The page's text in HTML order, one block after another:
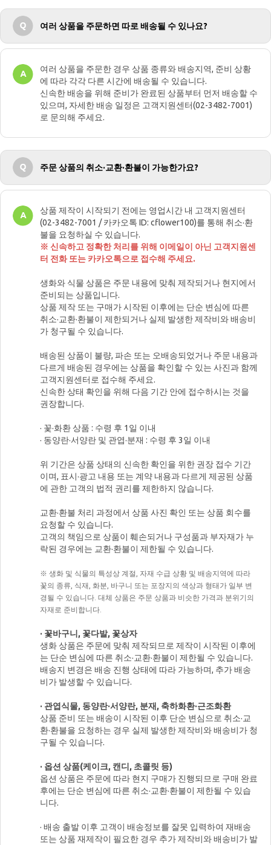
여러 상품을 주문하면 따로 배송될 수 있나요?
여러 상품을 주문한 경우 상품 종류와 배송지역, 준비 상황
에 따라 각각 다른 시간에 배송될 수 있습니다.
신속한 배송을 위해 준비가 완료된 상품부터 먼저 배송할 수
있으며, 자세한 배송 일정은 고객지원센터(02-3482-7001)
로 문의해 주세요.
주문 상품의 취소·교환·환불이 가능한가요?
상품 제작이 시작되기 전에는 영업시간 내 고객지원센터
(02-3482-7001 / 카카오톡 ID: cflower100)를 통해 취소·환
불을 요청하실 수 있습니다.
※ 신속하고 정확한 처리를 위해 이메일이 아닌 고객지원센
터 전화 또는 카카오톡으로 접수해 주세요.
생화와 식물 상품은 주문 내용에 맞춰 제작되거나 현지에서
준비되는 상품입니다.
상품 제작 또는 구매가 시작된 이후에는 단순 변심에 따른
취소·교환·환불이 제한되거나 실제 발생한 제작비와 배송비
가 청구될 수 있습니다.
배송된 상품이 불량, 파손 또는 오배송되었거나 주문 내용과
다르게 배송된 경우에는 상품을 확인할 수 있는 사진과 함께
고객지원센터로 접수해 주세요.
신속한 상태 확인을 위해 다음 기간 안에 접수하시는 것을
권장합니다.
· 꽃·화환 상품 : 수령 후 1일 이내
· 동양란·서양란 및 관엽·분재 : 수령 후 3일 이내
위 기간은 상품 상태의 신속한 확인을 위한 권장 접수 기간
이며, 표시·광고 내용 또는 계약 내용과 다르게 제공된 상품
에 관한 고객의 법적 권리를 제한하지 않습니다.
교환·환불 처리 과정에서 상품 사진 확인 또는 상품 회수를
요청할 수 있습니다.
고객의 책임으로 상품이 훼손되거나 구성품과 부자재가 누
락된 경우에는 교환·환불이 제한될 수 있습니다.
※ 생화 및 식물의 특성상 계절, 자재 수급 상황 및 배송지역에 따라
꽃의 종류, 식재, 화분, 바구니 또는 포장지의 색상과 형태가 일부 변
경될 수 있습니다. 대체 상품은 주문 상품과 비슷한 가격과 분위기의
자재로 준비합니다.
· 꽃바구니, 꽃다발, 꽃상자
생화 상품은 주문에 맞춰 제작되므로 제작이 시작된 이후에
는 단순 변심에 따른 취소·교환·환불이 제한될 수 있습니다.
배송지 변경은 배송 진행 상태에 따라 가능하며, 추가 배송
비가 발생할 수 있습니다.
· 관엽식물, 동양란·서양란, 분재, 축하화환·근조화환
상품 준비 또는 배송이 시작된 이후 단순 변심으로 취소·교
환·환불을 요청하는 경우 실제 발생한 제작비와 배송비가 청
구될 수 있습니다.
· 옵션 상품(케이크, 캔디, 초콜릿 등)
옵션 상품은 주문에 따라 현지 구매가 진행되므로 구매 완료
후에는 단순 변심에 따른 취소·교환·환불이 제한될 수 있습
니다.
· 배송 출발 이후 고객이 배송정보를 잘못 입력하여 재배송
또는 상품 재제작이 필요한 경우 추가 제작비와 배송비가 발